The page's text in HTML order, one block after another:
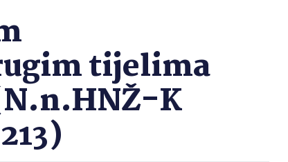
tijelima
K